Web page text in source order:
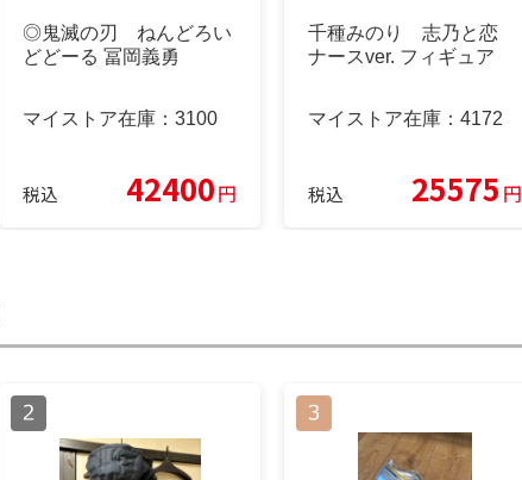
◎鬼滅の刃 ねんどろい
どどーる 冨岡義勇
マイストア在庫： 3100
税込 42400円
千種みのり 志乃と恋
ナースver. フィギュア
マイストア在庫： 4172
税込 25575 円